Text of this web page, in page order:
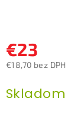
€23
€18,70 bez DPH
cena:
Skladom